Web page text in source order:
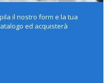
il nostro form e la tua
ed acquisterà